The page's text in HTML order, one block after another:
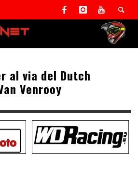
al via del Dutch
Venrooy